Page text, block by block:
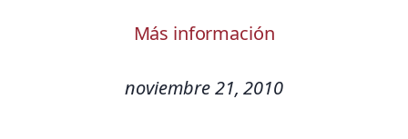
Más información
noviembre 21, 2010